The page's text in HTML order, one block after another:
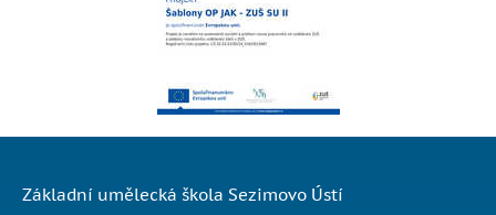
Základní umělecká škola Sezimovo Ústí